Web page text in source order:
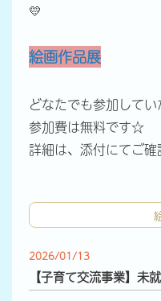
💛
絵画作品展
どなたでも参加してい
参加費は無料です☆
詳細は、添付にてご確
2026/01/13
【子育て交流事業】未